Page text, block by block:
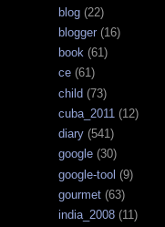
blog (22)
blogger (16)
book (61)
ce (61)
child (73)
cuba_2011 (12)
diary (541)
google (30)
google-tool (9)
gourmet (63)
india_2008 (11)